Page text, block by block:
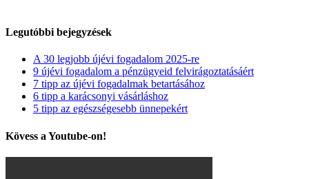
Legutóbbi bejegyzések
A 30 legjobb újévi fogadalom 2025-re
9 újévi fogadalom a pénzügyeid felvirágoztatásáért
7 tipp az újévi fogadalmak betartásához
6 tipp a karácsonyi vásárláshoz
5 tipp az egészségesebb ünnepekért
Kövess a Youtube-on!